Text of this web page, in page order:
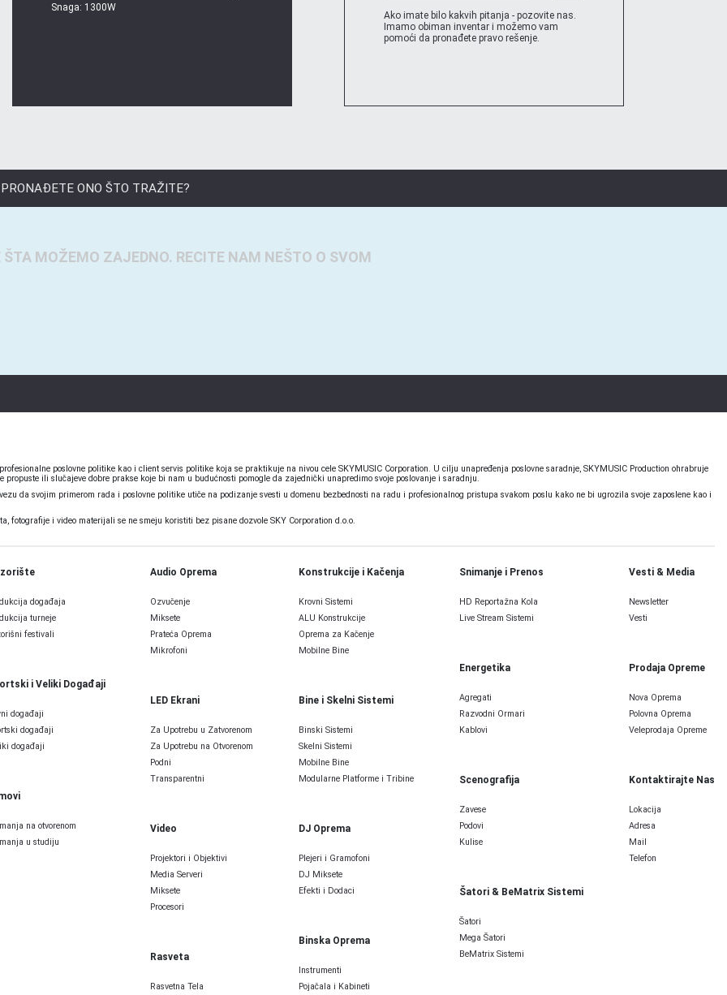
Snaga: 1300W
Ako imate bilo kakvih pitanja - pozovite nas.
Imamo obiman inventar i možemo vam
pomoći da pronađete pravo rešenje.
ONO ŠTO TRAŽITE?
ŠTA MOŽEMO ZAJEDNO. RECITE NAM NEŠTO O SVOM
poslovne politike kao i client servis politike koja se praktikuje na nivou cele SKYMUSIC Corporation. U cilju unapređenja poslovne saradnje, SKYMUSIC Production ohrabruje
ili slučajeve dobre prakse koje bi nam u budućnosti pomogle da zajednički unapredimo svoje poslovanje i saradnju.
da svojim primerom rada i poslovne politike utiče na podizanje svesti u domenu bezbednosti na radu i profesionalnog pristupa svakom poslu kako ne bi ugrozila svoje zaposlene kao i
i video materijali se ne smeju koristiti bez pisane dozvole SKY Corporation d.o.o.
događaja
turneje
festivali
i Veliki Događaji
događaji
događaji
događaji
na otvorenom
u studiju
Audio Oprema
Ozvučenje
Miksete
Prateća Oprema
Mikrofoni
LED Ekrani
Za Upotrebu u Zatvorenom
Za Upotrebu na Otvorenom
Podni
Transparentni
Video
Projektori i Objektivi
Media Serveri
Miksete
Procesori
Rasveta
Rasvetna Tela
Konstrukcije i Kačenja
Krovni Sistemi
ALU Konstrukcije
Oprema za Kačenje
Mobilne Bine
Bine i Skelni Sistemi
Binski Sistemi
Skelni Sistemi
Mobilne Bine
Modularne Platforme i Tribine
DJ Oprema
Plejeri i Gramofoni
DJ Miksete
Efekti i Dodaci
Binska Oprema
Instrumenti
Pojačala i Kabineti
Snimanje i Prenos
HD Reportažna Kola
Live Stream Sistemi
Energetika
Agregati
Razvodni Ormari
Kablovi
Scenografija
Zavese
Podovi
Kulise
Šatori & BeMatrix Sistemi
Šatori
Mega Šatori
BeMatrix Sistemi
Vesti & Media
Newsletter
Vesti
Prodaja Opreme
Nova Oprema
Polovna Oprema
Veleprodaja Opreme
Kontaktirajte Nas
Lokacija
Adresa
Mail
Telefon